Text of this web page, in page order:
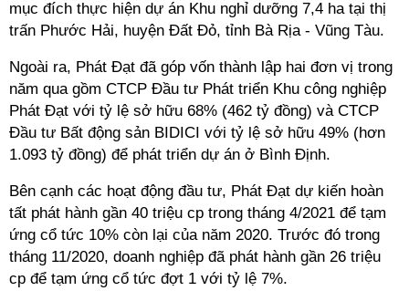
mục đích thực hiện dự án Khu nghỉ dưỡng 7,4 ha tại thị
trấn Phước Hải, huyện Đất Đỏ, tỉnh Bà Rịa - Vũng Tàu.
Ngoài ra, Phát Đạt đã góp vốn thành lập hai đơn vị trong
năm qua gồm CTCP Đầu tư Phát triển Khu công nghiệp
Phát Đạt với tỷ lệ sở hữu 68% (462 tỷ đồng) và CTCP
Đầu tư Bất động sản BIDICI với tỷ lệ sở hữu 49% (hơn
1.093 tỷ đồng) để phát triển dự án ở Bình Định.
Bên cạnh các hoạt động đầu tư, Phát Đạt dự kiến hoàn
tất phát hành gần 40 triệu cp trong tháng 4/2021 để tạm
ứng cổ tức 10% còn lại của năm 2020. Trước đó trong
tháng 11/2020, doanh nghiệp đã phát hành gần 26 triệu
cp để tạm ứng cổ tức đợt 1 với tỷ lệ 7%.